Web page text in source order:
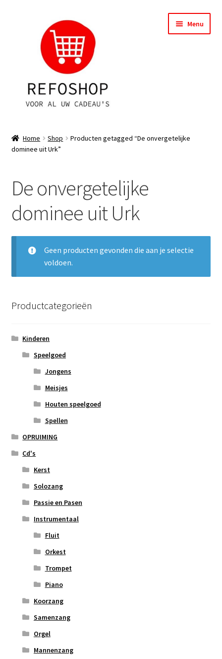
navigatie
Menu
OPRUIMING
Account
Klantenservice
Home Shop
Producten getagged “De onvergetelijke
dominee uit Urk”
De onvergetelijke
dominee uit Urk
Geen producten gevonden die aan je selectie
voldoen.
Productcategorieën
Kinderen
Speelgoed
Jongens
Meisjes
Houten speelgoed
Spellen
OPRUIMING
Cd's
Kerst
Solozang
Passie en Pasen
Instrumentaal
Fluit
Orkest
Trompet
Piano
Koorzang
Samenzang
Orgel
Mannenzang